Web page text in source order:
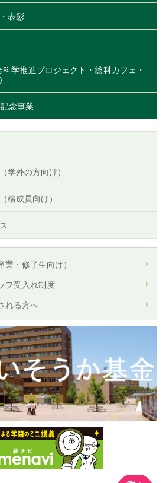
表彰
学推進プロジェクト・総科カフェ・
念事業
外の方向け）
構成員向け）
・修了生向け）
プ受入れ制度
れる方へ